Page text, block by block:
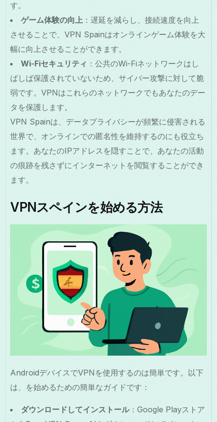
す。
ゲーム体験の向上 ：遅延を減らし、接続速度を向上
させることで、VPN Spainはオンラインゲーム体験を大
幅に向上させることができます。
Wi-Fiセキュリティ ：公共のWi-Fiネットワークはし
ばしば保護されていないため、サイバー攻撃に対して脆
弱です。VPNはこれらのネットワークでもあなたのデー
タを保護します。
VPN Spainは、データプライバシーが頻繁に侵害される
世界で、オンラインでの匿名性を維持するのにも役立ち
ます。あなたのIPアドレスを隠すことで、あなたの活動
の痕跡を残さずにインターネットを閲覧することができ
ます。
VPNスペインを始める方法
AndroidデバイスでVPNを使用するのは簡単です。以下
は、を始めるための簡単なガイドです：
ダウンロードしてインストール：Google Playストア